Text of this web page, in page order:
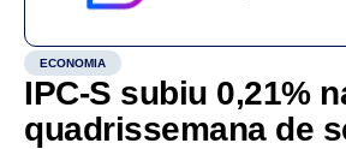
ECONOMIA
IPC-S subiu 0,21%
quadrissemana de